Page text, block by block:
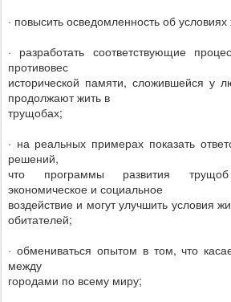
· повысить осведомленность об
· разработать соответствующие
противовес
исторической памяти, сложившейся у
продолжают жить в
трущобах;
· на реальных примерах показать
решений,
что программы развития
экономическое и социальное
воздействие и могут улучшить условия
обитателей;
· обмениваться опытом в том, что
между
городами по всему миру;